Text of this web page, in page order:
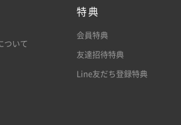
ついて
特典
会員特典
友達招待特典
Line友だち登録特典